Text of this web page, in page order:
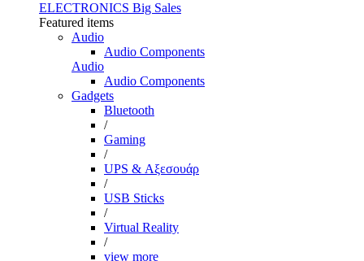
ELECTRONICS Big Sales
Featured items
Audio
Audio Components
Audio
Audio Components
Gadgets
Bluetooth
/
Gaming
/
UPS & Αξεσουάρ
/
USB Sticks
/
Virtual Reality
/
view more